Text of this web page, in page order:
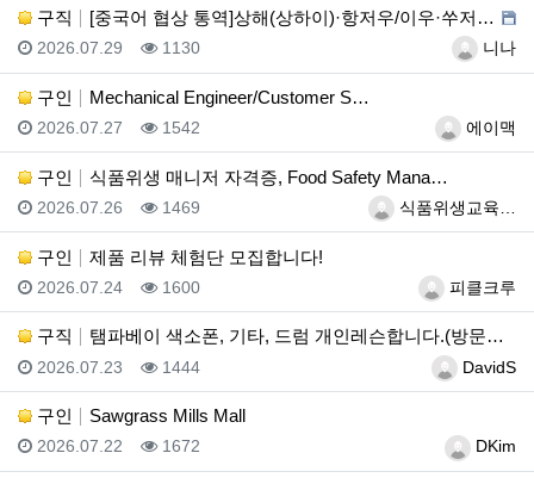
구직 [중국어 협상 통역]상해(상하이)·항저우/이우·쑤저우 …
등록자니나
등록일
2026.07.29 조회
1130
구인 Mechanical Engineer/Customer S…
등록자에이맥
등록일
2026.07.27 조회
1542
구인 식품위생 매니저 자격증, Food Safety Mana…
등록자식품위생교육…
등록일
2026.07.26 조회
1469
구인 제품 리뷰 체험단 모집합니다!
등록자피클크루
등록일
2026.07.24 조회
1600
구직 탬파베이 색소폰, 기타, 드럼 개인레슨합니다.(방문레슨…
등록자DavidS
등록일
2026.07.23 조회
1444
구인 Sawgrass Mills Mall
등록자DKim
등록일
2026.07.22 조회
1672